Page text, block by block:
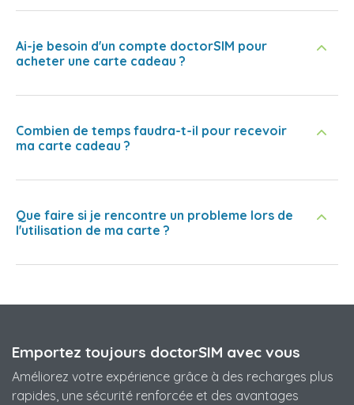
Ai-je besoin d'un compte doctorSIM pour
acheter une carte cadeau ?
Combien de temps faudra-t-il pour recevoir
ma carte cadeau ?
Que faire si je rencontre un probleme lors de
l'utilisation de ma carte ?
Emportez toujours doctorSIM avec vous
Améliorez votre expérience grâce à des recharges plus
rapides, une sécurité renforcée et des avantages